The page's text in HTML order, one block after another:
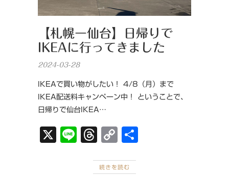
【札幌ー仙台】日帰りで
IKEAに行ってきました
2024-03-28
IKEA配送料キャンペーン中！ ということで、
日帰りで仙台IKEA…
X
Li
T
e
C
p
続きを読む